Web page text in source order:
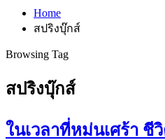
Home
สปริงบุ๊กส์
Browsing Tag
สปริงบุ๊กส์
ในเวลาที่หม่นเศร้า ชี